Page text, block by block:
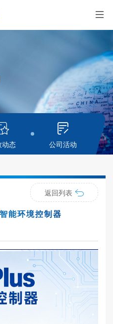
动态 公司活动
能环境控制器
返回列表